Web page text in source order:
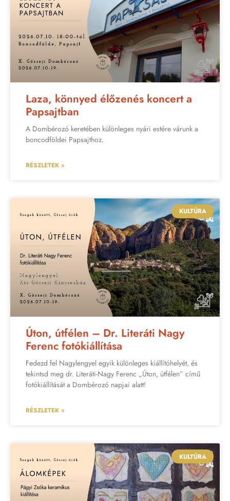
Laza, könnyed élőzenés koncert a
Papsajtban
A Dombérozó keretében különleges nyári estére várunk a
boncodföldei Papsajthoz.
RÉSZLETEK »
KULTÚRA
Úton, útfélen – Dr. Literáti Nagy
Ferenc fotókiállítása
Fedezd fel Nagylengyel egyik különleges kiállítóhelyét, és
tekintsd meg dr. Literáti-Nagy Ferenc „Úton, útfélen” című
fotókiállítását a Dombérozó napjai alatt!
RÉSZLETEK »
KULTÚRA